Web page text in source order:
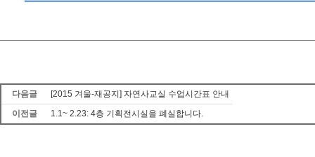
다음글
[2015 겨울-재공지] 자연사교실 수업시간표 안내
이전글
1.1~ 2.23: 4층 기획전시실을 폐실합니다.